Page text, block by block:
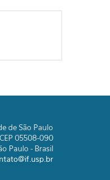
de São Paulo
05508-090
Paulo - Brasil